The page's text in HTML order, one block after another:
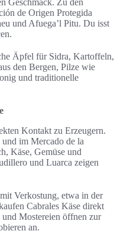
Geschmack. Zu den
de Origen Protegida
und Afuega’l Pitu. Du isst
Äpfel für Sidra, Kartoffeln,
den Bergen, Pilze wie
und traditionelle
Kontakt zu Erzeugern.
im Mercado de la
Käse, Gemüse und
und Luarca zeigen
Verkostung, etwa in der
Cabrales Käse direkt
Mostereien öffnen zur
an.